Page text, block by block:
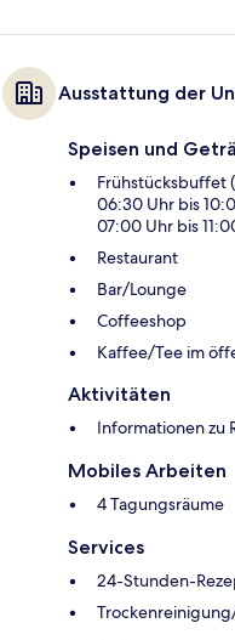
Ausstattung der
Speisen und
Frühstücksbuffet
06:30 Uhr bis
07:00 Uhr bis
Restaurant
Bar/Lounge
Coffeeshop
Kaffee/Tee im
Aktivitäten
Informationen zu
Mobiles Arbeiten
4 Tagungsräume
Services
24-Stunden-